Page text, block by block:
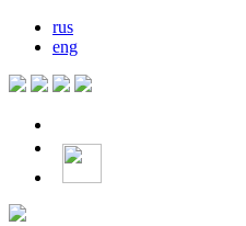
rus
eng